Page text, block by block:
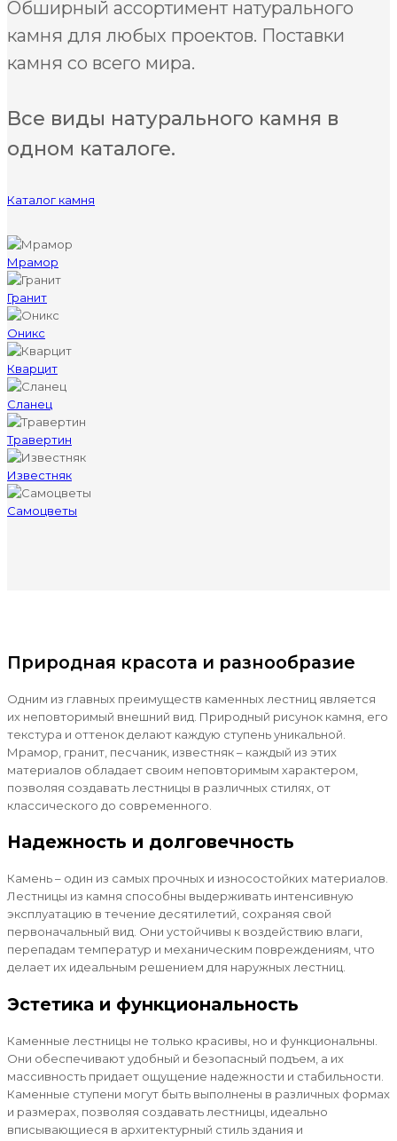
Обширный ассортимент натурального
камня для любых проектов. Поставки
камня со всего мира.
Все виды натурального камня в
одном каталоге.
Каталог камня
Мрамор
Гранит
Оникс
Кварцит
Сланец
Травертин
Известняк
Самоцветы
Природная красота и разнообразие
Одним из главных преимуществ каменных лестниц является
их неповторимый внешний вид. Природный рисунок камня, его
текстура и оттенок делают каждую ступень уникальной.
Мрамор, гранит, песчаник, известняк – каждый из этих
материалов обладает своим неповторимым характером,
позволяя создавать лестницы в различных стилях, от
классического до современного.
Надежность и долговечность
Камень – один из самых прочных и износостойких материалов.
Лестницы из камня способны выдерживать интенсивную
эксплуатацию в течение десятилетий, сохраняя свой
первоначальный вид. Они устойчивы к воздействию влаги,
перепадам температур и механическим повреждениям, что
делает их идеальным решением для наружных лестниц.
Эстетика и функциональность
Каменные лестницы не только красивы, но и функциональны.
Они обеспечивают удобный и безопасный подъем, а их
массивность придает ощущение надежности и стабильности.
Каменные ступени могут быть выполнены в различных формах
и размерах, позволяя создавать лестницы, идеально
вписывающиеся в архитектурный стиль здания и